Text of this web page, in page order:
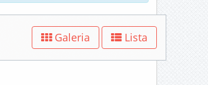
Galeria Lista